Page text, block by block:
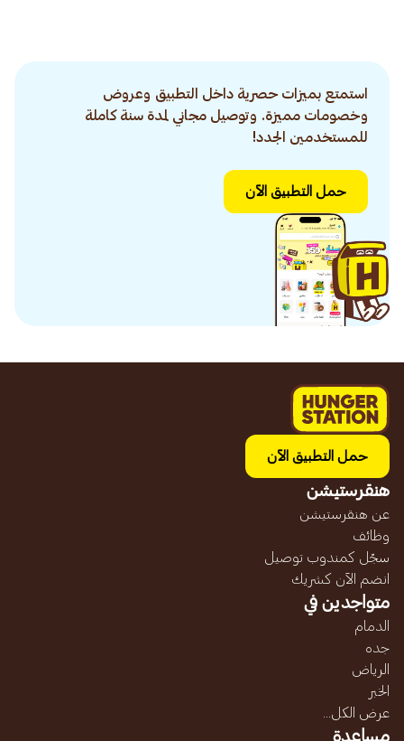
استمتع بميزات حصرية داخل التطبيق وعروض
وخصومات مميزة. وتوصيل مجاني لمدة سنة كاملة
للمستخدمين الجدد!
حمل التطبيق الآن
حمل التطبيق الآن
هنقرستيشن
عن هنقرستيشن
وظائف
سجّل كمندوب توصيل
انضم الآن كشريك
متواجدين في
الدمام
جده
الرياض
الخبر
عرض الكل...
مساعدة